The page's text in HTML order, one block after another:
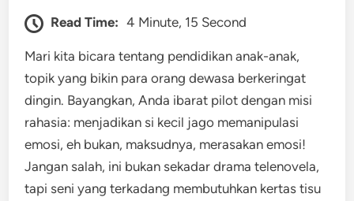
Read Time: 4 Minute, 15 Second
Mari kita bicara tentang pendidikan anak-anak,
topik yang bikin para orang dewasa berkeringat
dingin. Bayangkan, Anda ibarat pilot dengan misi
rahasia: menjadikan si kecil jago memanipulasi
emosi, eh bukan, maksudnya, merasakan emosi!
Jangan salah, ini bukan sekadar drama telenovela,
tapi seni yang terkadang membutuhkan kertas tisu